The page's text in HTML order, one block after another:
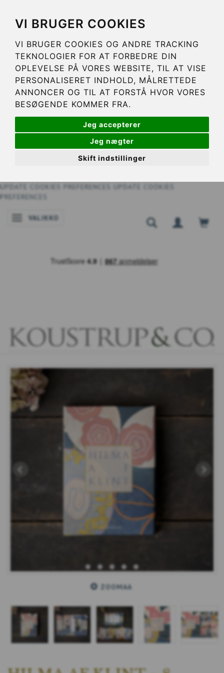
VI BRUGER COOKIES
VI BRUGER COOKIES OG ANDRE TRACKING
TEKNOLOGIER FOR AT FORBEDRE DIN
OPLEVELSE PÅ VORES WEBSITE, TIL AT VISE
PERSONALISERET INDHOLD, MÅLRETTEDE
ANNONCER OG TIL AT FORSTÅ HVOR VORES
BESØGENDE KOMMER FRA.
Jeg accepterer
Jeg nægter
Skift indstillinger
UPDATE COOKIES PREFERENCES
UPDATE COOKIES
PREFERENCES
VAIHDA NAVIGOINNIN TILAA
VALIKKO
ZOOMAA